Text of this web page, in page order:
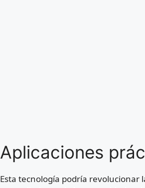
Aplicaciones
Esta tecnología podría